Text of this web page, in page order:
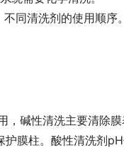
同清洗剂的使用顺序。
，碱性清洗主要清除
膜柱。酸性清洗剂